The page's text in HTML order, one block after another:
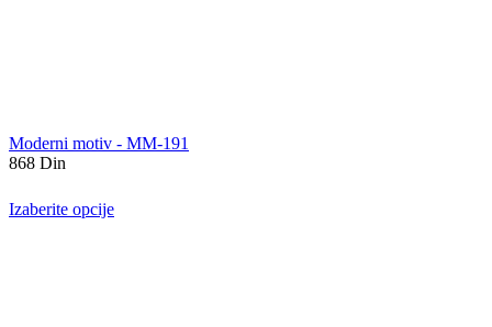
Moderni motiv - MM-191
868 Din
Izaberite opcije